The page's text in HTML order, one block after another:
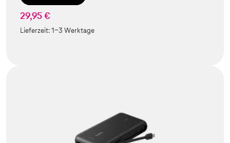
29,95 €
Lieferzeit:1-3 Werktage